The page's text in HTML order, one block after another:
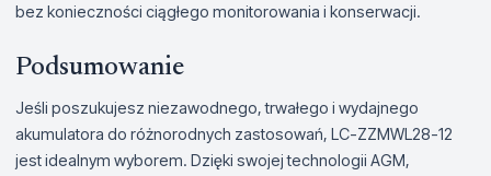
bez konieczności ciągłego monitorowania i konserwacji.
Podsumowanie
Jeśli poszukujesz niezawodnego, trwałego i wydajnego
akumulatora do różnorodnych zastosowań, LC-ZZMWL28-12
jest idealnym wyborem. Dzięki swojej technologii AGM,